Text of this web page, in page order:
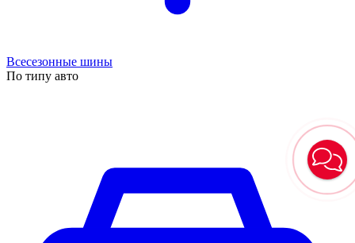
Всесезонные шины
По типу авто